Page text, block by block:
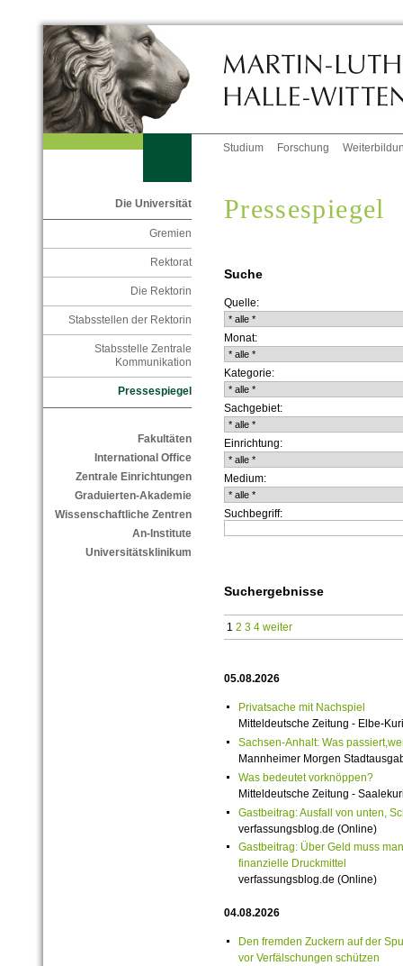
Studium Forschung
Die Universität
Gremien
Rektorat
Die Rektorin
Stabsstellen der Rektorin
Stabsstelle Zentrale
Kommunikation
Pressespiegel
Fakultäten
International Office
Zentrale Einrichtungen
Graduierten-Akademie
Wissenschaftliche Zentren
An-Institute
Universitätsklinikum
Pressespiegel
Suche
Quelle:
Monat:
Kategorie:
Sachgebiet:
Einrichtung:
Medium:
Suchbegriff:
Suchergebnisse
1 2 3 4 weiter
05.08.2026
Privatsache mit Nachspiel
Mitteldeutsche Zeitung - Elbe-
Sachsen-Anhalt: Was
Mannheimer Morgen
Was bedeutet vorknöppen?
Mitteldeutsche Zeitung -
Gastbeitrag: Ausfall von unten,
verfassungsblog.de (Online)
Gastbeitrag: Über Geld muss
finanzielle Druckmittel
verfassungsblog.de (Online)
04.08.2026
Den fremden Zuckern auf der
vor Verfälschungen schützen